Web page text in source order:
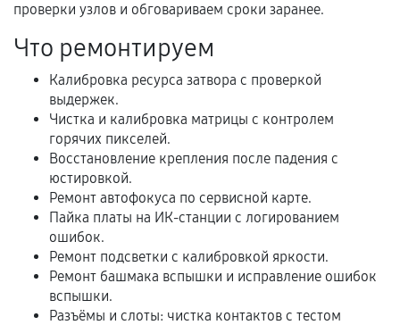
Гарантийный талон.
Акт выполненных работ с датой, перечнем
услуг и сроком гарантии.
Документы на установленные комплектующие
и кассовый чек.
Расширенная гарантия
В некоторых случаях возможно оформление
расширенной гарантии. Стоимость, сроки и
условия продления согласовываются отдельно и
фиксируются в документах.
проверки узлов и обговариваем сроки заранее.
Что ремонтируем
Калибровка ресурса затвора с проверкой
выдержек.
Чистка и калибровка матрицы с контролем
горячих пикселей.
Восстановление крепления после падения с
юстировкой.
Ремонт автофокуса по сервисной карте.
Пайка платы на ИК-станции с логированием
ошибок.
Ремонт подсветки с калибровкой яркости.
Ремонт башмака вспышки и исправление ошибок
вспышки.
Разъёмы и слоты: чистка контактов с тестом